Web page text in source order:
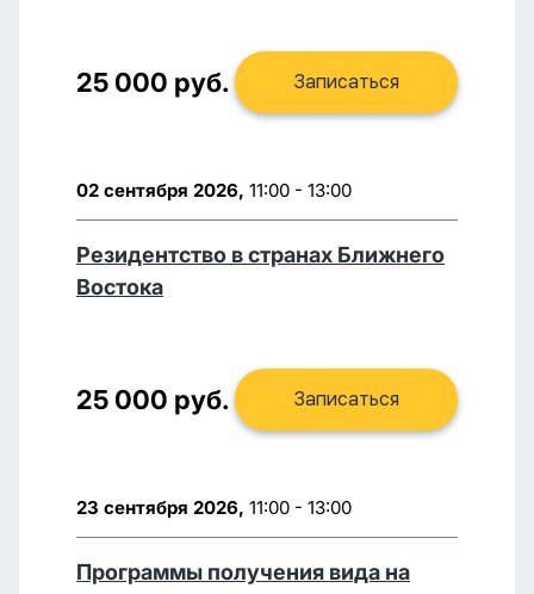
25 000 руб. Записаться
02 сентября 2026, 11:00 - 13:00
Резидентство в странах Ближнего
Востока
25 000 руб. Записаться
23 сентября 2026, 11:00 - 13:00
Программы получения вида на